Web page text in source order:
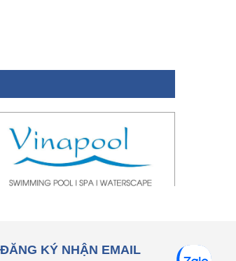
ĐĂNG KÝ NHẬN EMAIL